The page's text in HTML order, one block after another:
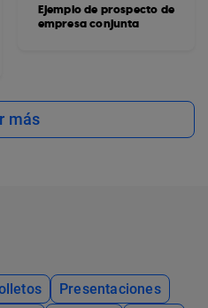
Ejemplo de prospecto de
empresa conjunta
más
Presentaciones